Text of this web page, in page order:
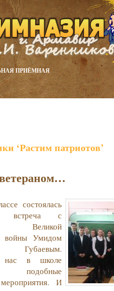
ПРИЁМНАЯ
‘Растим патриотов’
состоялась
встреча с
Великой
войны Умидом
Губаевым.
нас в школе
подобные
И